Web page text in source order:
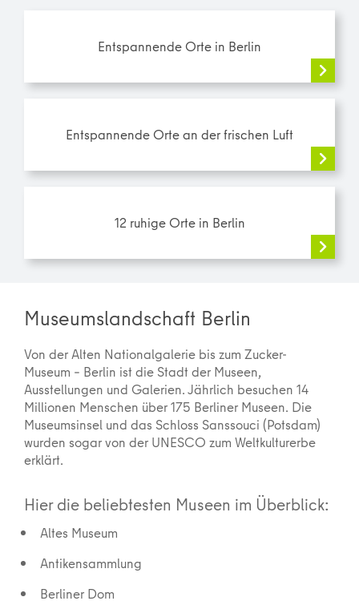
Entspannende Orte in Berlin
Entspannende Orte an der frischen Luft
12 ruhige Orte in Berlin
Museumslandschaft Berlin
Von der Alten Nationalgalerie bis zum Zucker-
Museum – Berlin ist die Stadt der Museen,
Ausstellungen und Galerien. Jährlich besuchen 14
Millionen Menschen über 175 Berliner Museen. Die
Museumsinsel und das Schloss Sanssouci (Potsdam)
wurden sogar von der UNESCO zum Weltkulturerbe
erklärt.
Hier die beliebtesten Museen im Überblick:
Altes Museum
Antikensammlung
Berliner Dom